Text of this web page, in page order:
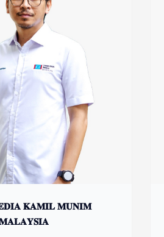
𝐊𝐀𝐌𝐈𝐋 𝐌𝐔𝐍𝐈𝐌